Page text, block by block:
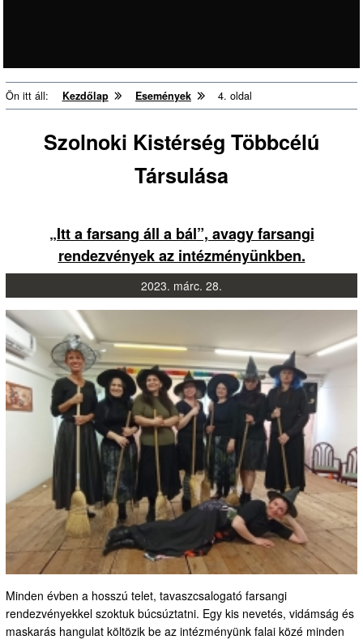
Ön itt áll: Kezdőlap Események 4. oldal
Szolnoki Kistérség Többcélú
Társulása
„Itt a farsang áll a bál”, avagy farsangi
rendezvények az intézményünkben.
2023. márc. 28.
Minden évben a hosszú telet, tavaszcsalogató farsangi
rendezvényekkel szoktuk búcsúztatni. Egy kis nevetés, vidámság és
maskarás hangulat költözik be az intézményünk falai közé minden